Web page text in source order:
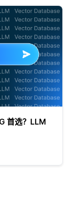
首选？LLM